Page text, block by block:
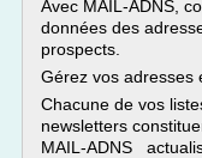
Avec MAIL-ADNS,
données des
prospects.
Gérez vos adresses
Chacune de vos
newsletters
MAIL-ADNS